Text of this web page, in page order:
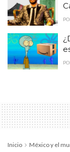
Este último hecho
nuevo modelo por
Temas: 16 de
mexico
Inicio México y el